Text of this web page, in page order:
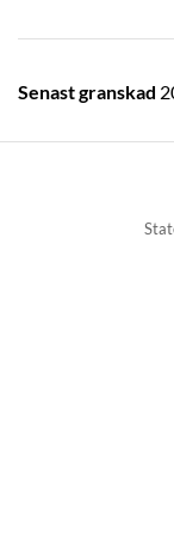
Senast granskad